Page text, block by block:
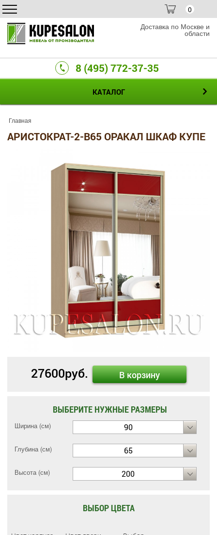
0
Доставка по Москве и
области
8 (495) 772-37-35
КАТАЛОГ
Главная
АРИСТОКРАТ-2-B65 ОРАКАЛ ШКАФ КУПЕ
27600руб. В корзину
ВЫБЕРИТЕ НУЖНЫЕ РАЗМЕРЫ
Ширина (см) 90
Глубина (см) 65
Высота (см) 200
ВЫБОР ЦВЕТА